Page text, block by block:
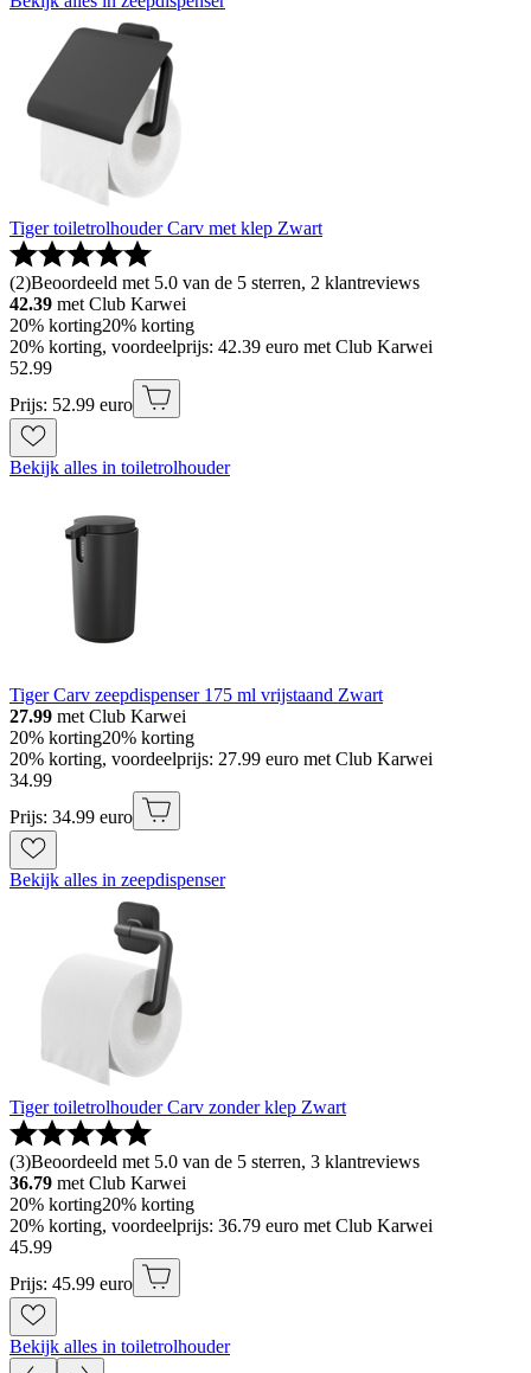
Tiger toiletrolhouder Carv met klep Zwart
(2)Beoordeeld met 5.0 van de 5 sterren, 2 klantreviews
42.39 met Club Karwei
20% korting20% korting
20% korting, voordeelprijs: 42.39 euro met Club Karwei
52.99
Prijs: 52.99 euro
Bekijk alles in toiletrolhouder
Tiger Carv zeepdispenser 175 ml vrijstaand Zwart
27.99 met Club Karwei
20% korting20% korting
20% korting, voordeelprijs: 27.99 euro met Club Karwei
34.99
Prijs: 34.99 euro
Bekijk alles in zeepdispenser
Tiger toiletrolhouder Carv zonder klep Zwart
(3)Beoordeeld met 5.0 van de 5 sterren, 3 klantreviews
36.79 met Club Karwei
20% korting20% korting
20% korting, voordeelprijs: 36.79 euro met Club Karwei
45.99
Prijs: 45.99 euro
Bekijk alles in toiletrolhouder